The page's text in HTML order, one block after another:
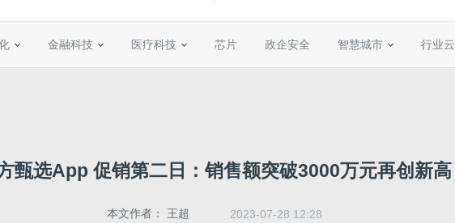
金融科技 医疗科技 芯片 政企安全 智慧城市 行业云
甄选App 促销第二日：销售额突破3000万元再创新高
本文作者： 王超 2023-07-28 12:28